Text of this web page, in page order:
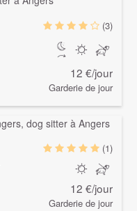
(3)
12 €/jour
Garderie de jour
(1)
12 €/jour
Garderie de jour